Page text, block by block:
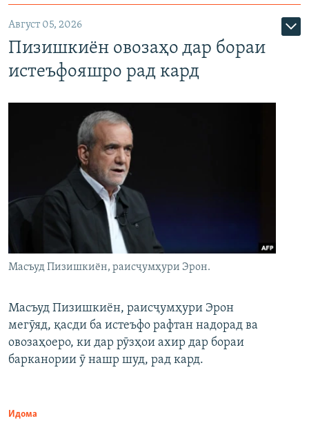
Август 05, 2026
Пизишкиён овозаҳо дар бораи
истеъфояшро рад кард
Масъуд Пизишкиён, раисҷумҳури Эрон.
Масъуд Пизишкиён, раисҷумҳури Эрон
мегӯяд, қасди ба истеъфо рафтан надорад ва
овозаҳоеро, ки дар рӯзҳои ахир дар бораи
барканории ӯ нашр шуд, рад кард.
Идома